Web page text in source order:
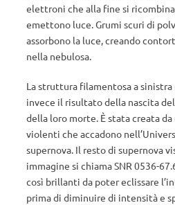
elettroni che alla fine si
emettono luce. Grumi scuri di
assorbono la luce, creando
nella nebulosa.
La struttura filamentosa a sinistra
invece il risultato della nascita
della loro morte. È stata creata
violenti che accadono
supernova. Il resto di supernova
immagine si chiama SNR 0536-
così brillanti da poter eclissare
prima di diminuire di intensità e